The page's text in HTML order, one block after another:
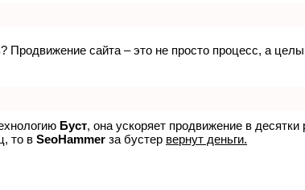
Продвижение сайта – это не просто процесс, а
Буст, она ускоряет продвижение в
то в SeoHammer за бустер вернут деньги.